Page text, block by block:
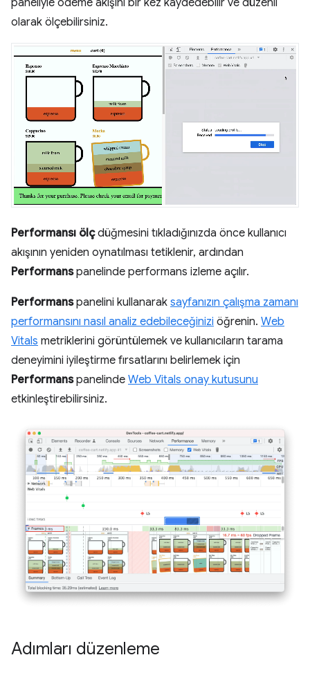
paneliyle ödeme akışını bir kez kaydedebilir ve düzenli
olarak ölçebilirsiniz.
Performansı ölçdüğmesini tıkladığınızda önce kullanıcı
akışının yeniden oynatılması tetiklenir, ardından
Performanspanelinde performans izleme açılır.
Performanspanelini kullanarak sayfanızın çalışma zamanı
performansını nasıl analiz edebileceğinizi öğrenin. Web
Vitals metriklerini görüntülemek ve kullanıcıların tarama
deneyimini iyileştirme fırsatlarını belirlemek için
Performanspanelinde Web Vitals onay kutusunu
etkinleştirebilirsiniz.
Adımları düzenleme